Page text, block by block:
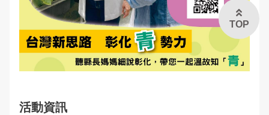
活動資訊
TOP